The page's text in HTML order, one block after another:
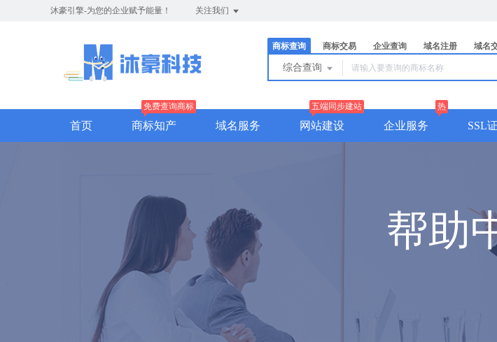
沐豪引擎-为您的企业赋予能量！ 关注我们
商标查询 商标交易 企业查询 域名注册 域名
综合查询
首页 商标知产
免费查询商标
域名服务 网站建设
五端同步建站
企业服务
热
SSL
帮助